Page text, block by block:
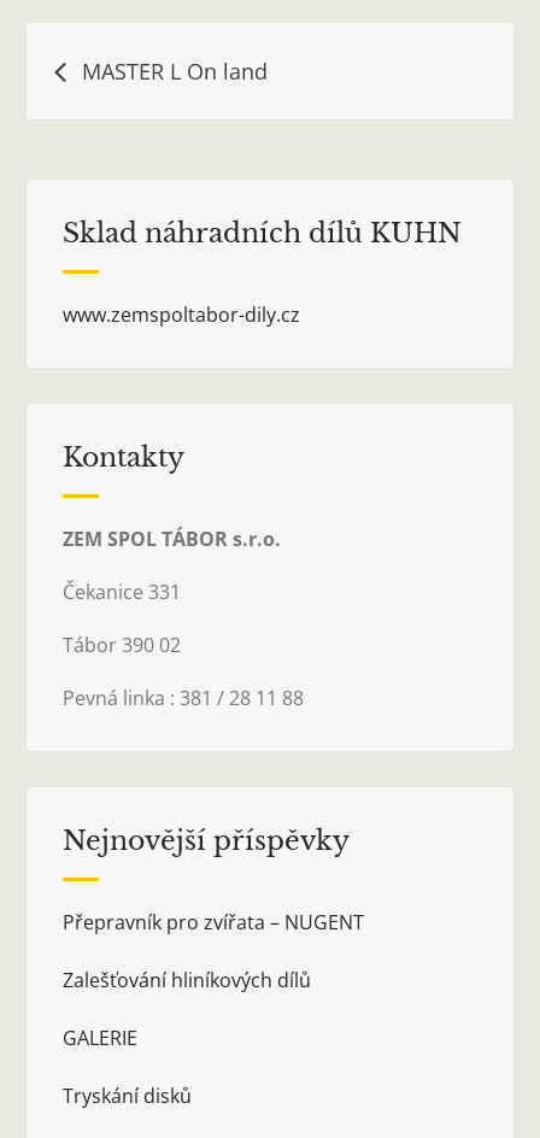
Navigace
MASTER L On land
Sklad náhradních dílů KUHN
www.zemspoltabor-dily.cz
Kontakty
ZEM SPOL TÁBOR s.r.o.
Čekanice 331
Tábor 390 02
Pevná linka : 381 / 28 11 88
Nejnovější příspěvky
Přepravník pro zvířata – NUGENT
Zalešťování hliníkových dílů
GALERIE
Tryskání disků